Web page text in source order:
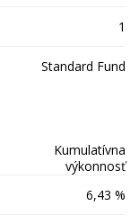
1
Standard Fund
Kumulatívna
výkonnosť
6,43 %